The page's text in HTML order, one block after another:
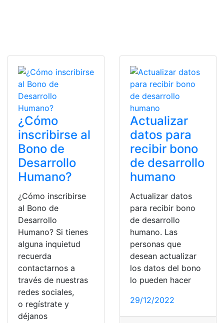
¿Cómo
inscribirse al
Bono de
Desarrollo
Humano?
¿Cómo inscribirse
al Bono de
Desarrollo
Humano? Si tienes
alguna inquietud
recuerda
contactarnos a
través de nuestras
redes sociales,
o regístrate y
déjanos
Actualizar
datos para
recibir bono
de desarrollo
humano
Actualizar datos
para recibir bono
de desarrollo
humano. Las
personas que
desean actualizar
los datos del bono
lo pueden hacer
29/12/2022